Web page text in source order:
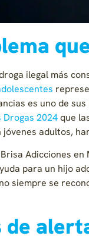
ilegal más
es uno de
Drogas 2024que
adultos,
Adicciones
para un hijo
no siempre se
de